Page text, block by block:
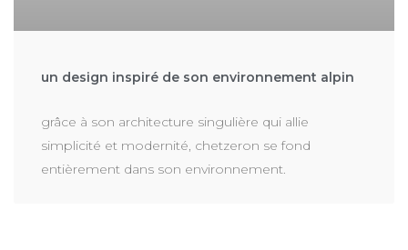
un design inspiré de son environnement alpin
grâce à son architecture singulière qui allie
simplicité et modernité, chetzeron se fond
entièrement dans son environnement.